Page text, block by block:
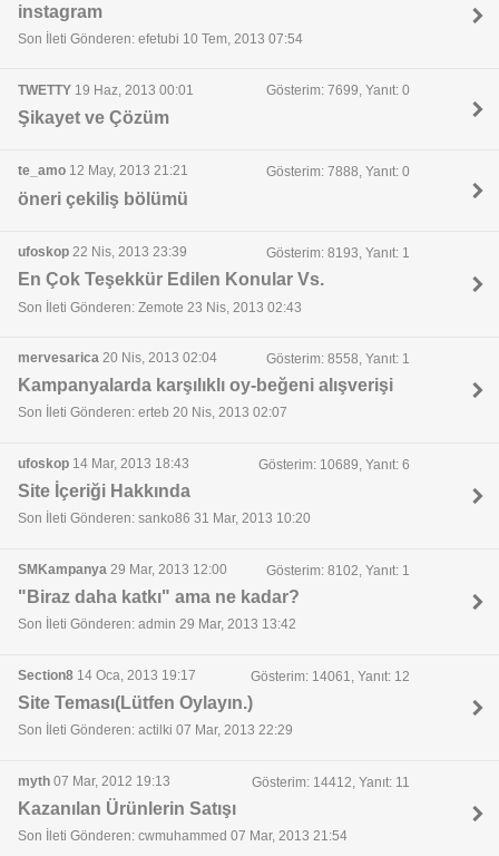
instagram
Son İleti Gönderen: efetubi 10 Tem, 2013 07:54
TWETTY 19 Haz, 2013 00:01 Gösterim: 7699, Yanıt: 0
Şikayet ve Çözüm
te_amo 12 May, 2013 21:21 Gösterim: 7888, Yanıt: 0
öneri çekiliş bölümü
ufoskop 22 Nis, 2013 23:39 Gösterim: 8193, Yanıt: 1
En Çok Teşekkür Edilen Konular Vs.
Son İleti Gönderen: Zemote 23 Nis, 2013 02:43
mervesarica 20 Nis, 2013 02:04 Gösterim: 8558, Yanıt: 1
Kampanyalarda karşılıklı oy-beğeni alışverişi
Son İleti Gönderen: erteb 20 Nis, 2013 02:07
ufoskop 14 Mar, 2013 18:43 Gösterim: 10689, Yanıt: 6
Site İçeriği Hakkında
Son İleti Gönderen: sanko86 31 Mar, 2013 10:20
SMKampanya 29 Mar, 2013 12:00 Gösterim: 8102, Yanıt: 1
"Biraz daha katkı" ama ne kadar?
Son İleti Gönderen: admin 29 Mar, 2013 13:42
Section8 14 Oca, 2013 19:17 Gösterim: 14061, Yanıt: 12
Site Teması(Lütfen Oylayın.)
Son İleti Gönderen: actilki 07 Mar, 2013 22:29
myth 07 Mar, 2012 19:13 Gösterim: 14412, Yanıt: 11
Kazanılan Ürünlerin Satışı
Son İleti Gönderen: cwmuhammed 07 Mar, 2013 21:54